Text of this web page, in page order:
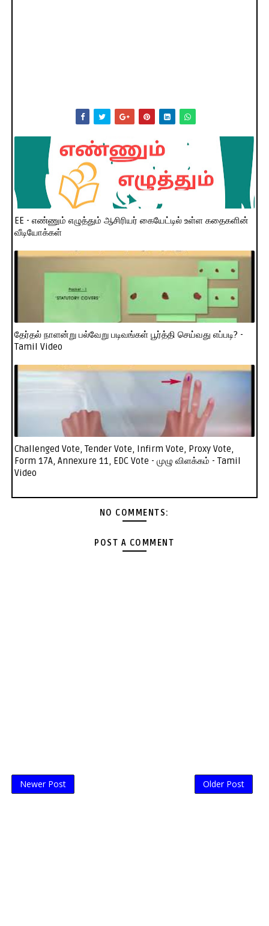
EE - எண்ணும் எழுத்தும் ஆசிரியர் கையேட்டில் உள்ள கதைகளின்
வீடியோக்கள்
தேர்தல் நாளன்று பல்வேறு படிவங்கள் பூர்த்தி செய்வது எப்படி? -
Tamil Video
Challenged Vote, Tender Vote, Infirm Vote, Proxy Vote,
Form 17A, Annexure 11, EDC Vote - முழு விளக்கம் - Tamil
Video
NO COMMENTS:
POST A COMMENT
Newer Post Older Post